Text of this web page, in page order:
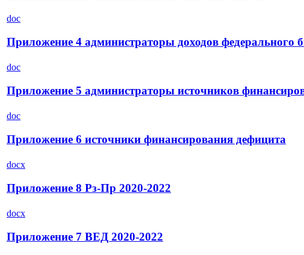
doc
Приложение 4 администраторы доходов федерального
doc
Приложение 5 администраторы источников
doc
Приложение 6 источники финансирования дефицита
docx
Приложение 8 Рз-Пр 2020-2022
docx
Приложение 7 ВЕД 2020-2022